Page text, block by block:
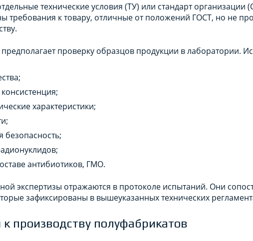
технические условия (ТУ) или стандарт организации
требования к товару, отличные от положений ГОСТ, но не
проверку образцов продукции в лаборатории.
характеристики;
безопасность;
антибиотиков, ГМО.
экспертизы отражаются в протоколе испытаний. Они
зафиксированы в вышеуказанных технических
производству полуфабрикатов